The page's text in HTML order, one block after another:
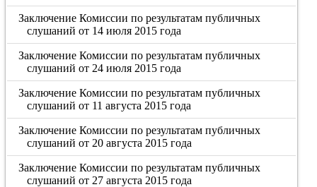
Заключение Комиссии по результатам публичных
слушаний от 14 июля 2015 года
Заключение Комиссии по результатам публичных
слушаний от 24 июля 2015 года
Заключение Комиссии по результатам публичных
слушаний от 11 августа 2015 года
Заключение Комиссии по результатам публичных
слушаний от 20 августа 2015 года
Заключение Комиссии по результатам публичных
слушаний от 27 августа 2015 года